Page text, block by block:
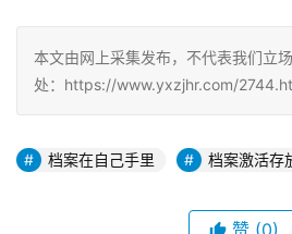
本文由网上采集发布，不代表我们立
处：https://www.yxzjhr.com/
档案在自己手里 档案激活存
赞 (0)